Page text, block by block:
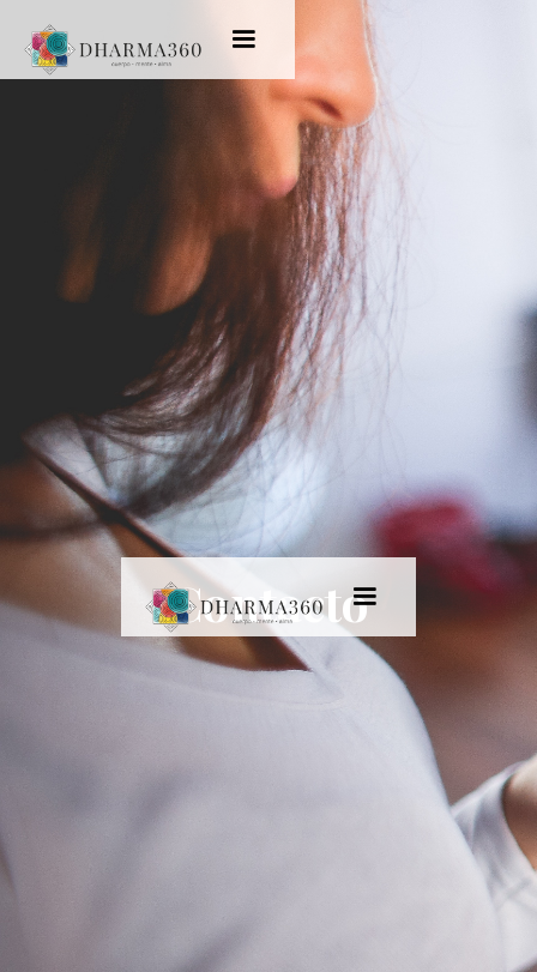
Contacto